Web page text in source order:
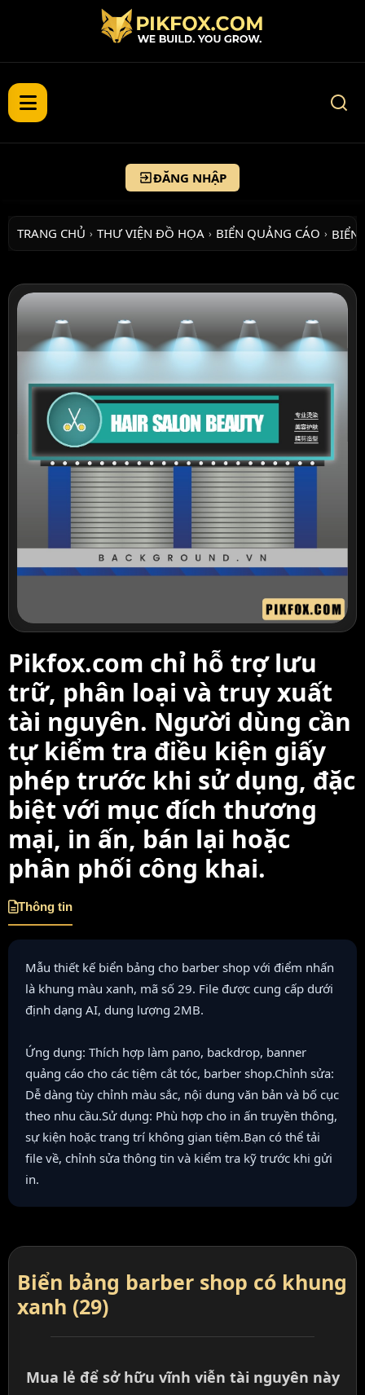
ĐĂNG NHẬP
TRANG CHỦ › THƯ VIỆN ĐỒ HỌA › BIỂN QUẢNG CÁO › BIỂN
Pikfox.com chỉ hỗ trợ lưu
trữ, phân loại và truy xuất
tài nguyên. Người dùng cần
tự kiểm tra điều kiện giấy
phép trước khi sử dụng, đặc
biệt với mục đích thương
mại, in ấn, bán lại hoặc
phân phối công khai.
Thông tin
Mẫu thiết kế biển bảng cho barber shop với điểm nhấn
là khung màu xanh, mã số 29. File được cung cấp dưới
định dạng AI, dung lượng 2MB.
Ứng dụng: Thích hợp làm pano, backdrop, banner
quảng cáo cho các tiệm cắt tóc, barber shop.Chỉnh sửa:
Dễ dàng tùy chỉnh màu sắc, nội dung văn bản và bố cục
theo nhu cầu.Sử dụng: Phù hợp cho in ấn truyền thông,
sự kiện hoặc trang trí không gian tiệm.Bạn có thể tải
file về, chỉnh sửa thông tin và kiểm tra kỹ trước khi gửi
in.
Biển bảng barber shop có khung
xanh (29)
Mua lẻ để sở hữu vĩnh viễn tài nguyên này